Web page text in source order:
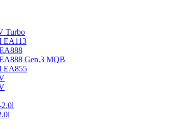
Turbo
EA113
Gen.3 MQB
EA855